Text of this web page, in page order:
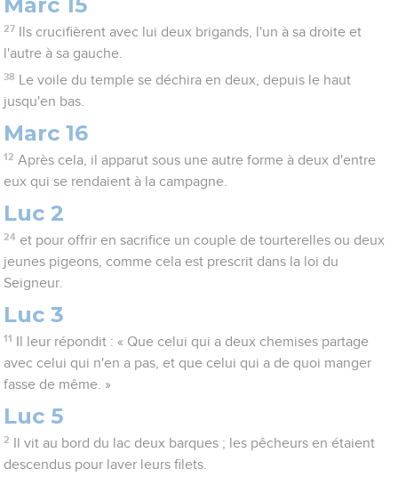
27
Ils crucifièrent avec lui deux brigands, l'un à sa droite et
l'autre à sa gauche.
38
Le voile du temple se déchira en deux, depuis le haut
jusqu'en bas.
Marc 16
12 Après cela, il apparut sous une autre forme à deux d'entre
eux qui se rendaient à la campagne.
Luc 2
24 et pour offrir en sacrifice un couple de tourterelles ou deux
jeunes pigeons, comme cela est prescrit dans la loi du
Seigneur.
Luc 3
11
Il leur répondit : « Que celui qui a deux chemises partage
avec celui qui n'en a pas, et que celui qui a de quoi manger
fasse de même. »
Luc 5
2
Il vit au bord du lac deux barques ; les pêcheurs en étaient
descendus pour laver leurs filets.